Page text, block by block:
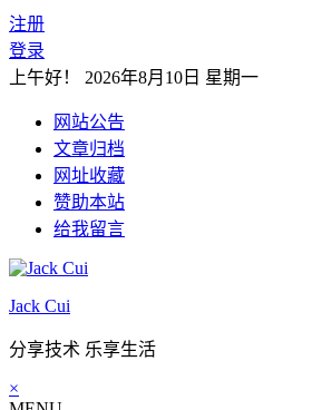
注册
登录
上午好！ 2026年8月10日 星期一
网站公告
文章归档
网址收藏
赞助本站
给我留言
Jack Cui
分享技术 乐享生活
×